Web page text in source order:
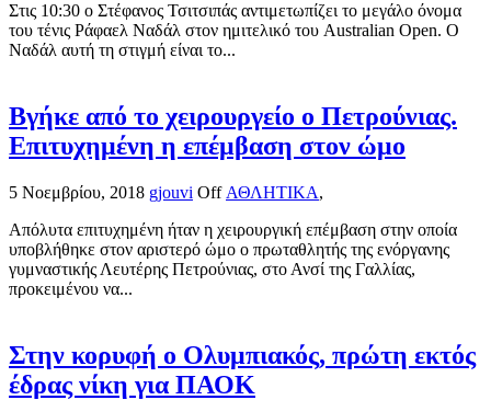
Στις 10:30 ο Στέφανος Τσιτσιπάς αντιμετωπίζει το μεγάλο όνομα
του τένις Ράφαελ Ναδάλ στον ημιτελικό του Australian Open. Ο
Ναδάλ αυτή τη στιγμή είναι το...
Βγήκε από το χειρουργείο ο Πετρούνιας.
Επιτυχημένη η επέμβαση στον ώμο
5 Νοεμβρίου, 2018 gjouvi Off ΑΘΛΗΤΙΚΑ,
Απόλυτα επιτυχημένη ήταν η χειρουργική επέμβαση στην οποία
υποβλήθηκε στον αριστερό ώμο ο πρωταθλητής της ενόργανης
γυμναστικής Λευτέρης Πετρούνιας, στο Ανσί της Γαλλίας,
προκειμένου να...
Στην κορυφή ο Ολυμπιακός, πρώτη εκτός
έδρας νίκη για ΠΑΟΚ